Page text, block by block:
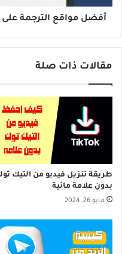
بدقّته!
أفضل مواقع الترجمة على الإنترنت
مقالات ذات صلة
طريقة تنزيل فيديو من التيك
بدون علامة مائية
مايو 26, 2024